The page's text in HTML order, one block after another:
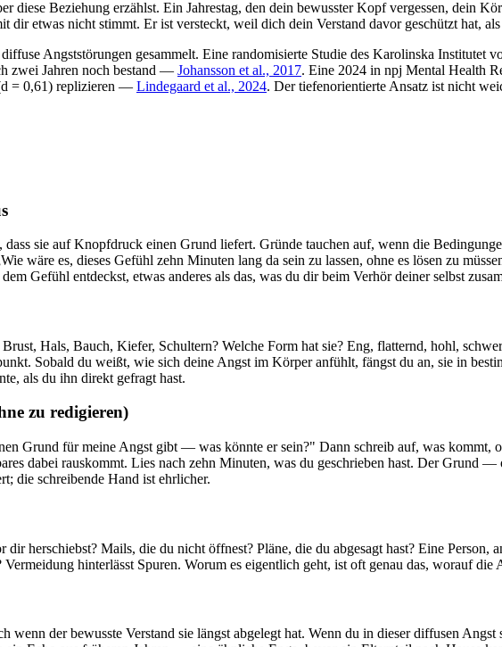
diese Beziehung erzählst. Ein Jahrestag, den dein bewusster Kopf vergessen, dein
etwas nicht stimmt. Er ist versteckt, weil dich dein Verstand davor geschützt hat,
Angststörungen gesammelt. Eine randomisierte Studie des Karolinska Institutet
zwei Jahren noch bestand — Johansson et al., 2017. Eine 2024 in npj Mental Health
= 0,61) replizieren — Lindegaard et al., 2024. Der tiefenorientierte Ansatz ist nicht
sie auf Knopfdruck einen Grund liefert. Gründe tauchen auf, wenn die
wäre es, dieses Gefühl zehn Minuten lang da sein zu lassen, ohne es lösen zu
Gefühl entdeckst, etwas anderes als das, was du dir beim Verhör deiner selbst
Hals, Bauch, Kiefer, Schultern? Welche Form hat sie? Eng, flatternd, hohl,
Sobald du weißt, wie sich deine Angst im Körper anfühlt, fängst du an, sie in
als du ihn direkt gefragt hast.
zu redigieren)
Grund für meine Angst gibt — was könnte er sein?" Dann schreib auf, was kommt,
dabei rauskommt. Lies nach zehn Minuten, was du geschrieben hast. Der Grund
die schreibende Hand ist ehrlicher.
herschiebst? Mails, die du nicht öffnest? Pläne, die du abgesagt hast? Eine Person,
hinterlässt Spuren. Worum es eigentlich geht, ist oft genau das, worauf
der bewusste Verstand sie längst abgelegt hat. Wenn du in dieser diffusen